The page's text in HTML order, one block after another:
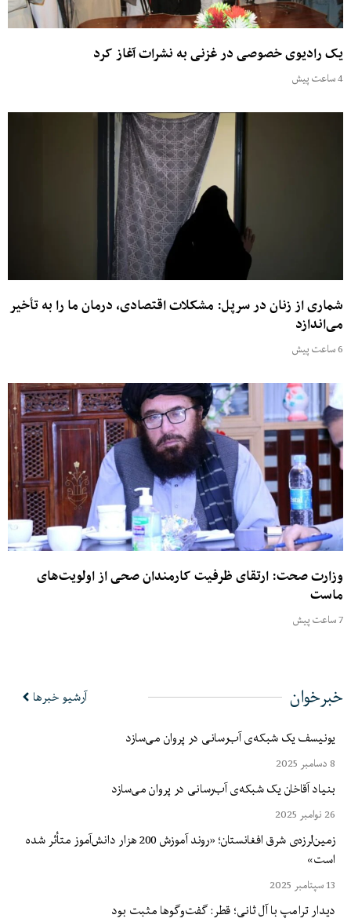
یک رادیوی خصوصی در غزنی به نشرات آغاز کرد
4 ساعت پیش
شماری از زنان در سرپل: مشکلات اقتصادی، درمان ما را به تأخیر
می‌اندازد
6 ساعت پیش
وزارت صحت: ارتقای ظرفیت کارمندان صحی از اولویت‌های
ماست
7 ساعت پیش
خبرخوان
آرشیو خبرها
یونیسف یک شبکه‌ی آب‌رسانی در پروان می‌سازد
8 دسامبر 2025
بنیاد آقاخان یک شبکه‌ی آب‌رسانی در پروان می‌سازد
26 نوامبر 2025
زمین‌لرزه‌ی شرق افغانستان؛ «روند آموزش 200 هزار دانش‌آموز متأثر شده
است»
13 سپتامبر 2025
دیدار ترامپ با آل ثانی؛ قطر: گفت‌وگوها مثبت بود